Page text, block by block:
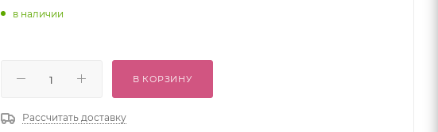
в наличии
В КОРЗИНУ
Рассчитать доставку